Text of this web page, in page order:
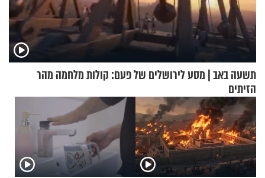
תשעה באב | מסע לירושלים של פעם: קולות מלחמה מהר
הזיתים